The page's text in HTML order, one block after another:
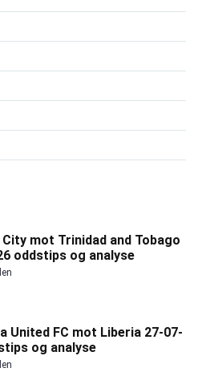
mot Trinidad and Tobago
oddstips og analyse
United FC mot Liberia 27-07-
og analyse